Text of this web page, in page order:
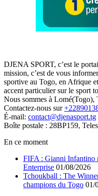
DJENA SPORT, c’est le
mission, c’est de vous
sportive au Togo, en Afrique
accent particulier sur le sport
Nous sommes à Lomé(Togo),
Contactez-nous sur
É-mail: contact@djenasport.tg
Boîte postale : 28BP159,
En ce moment
FIFA : Gianni Infantino
Enterprise 01/08/2026
Tchoukball : The
champions du Togo 01/